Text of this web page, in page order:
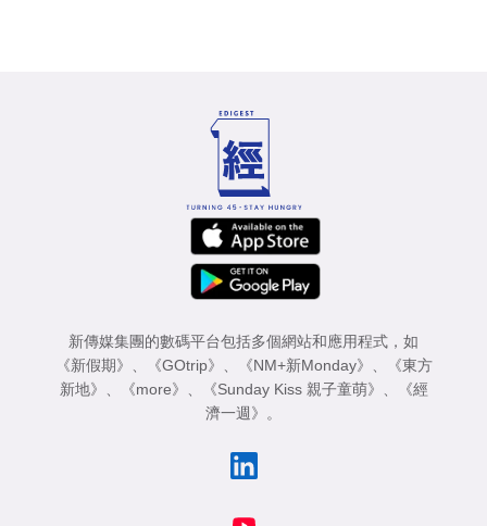
新傳媒集團的數碼平台包括多個網站和應用程式，如
《新假期》
《GOtrip》 《NM+新Monday》
《東方
新地》
《more》 《Sunday Kiss 親子童萌》
《經
濟一週》
。